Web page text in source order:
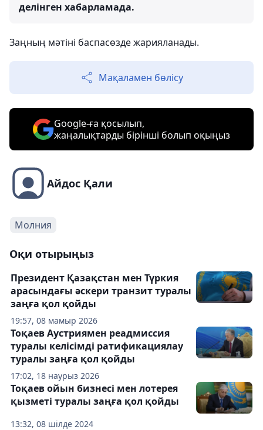
делінген хабарламада.
Заңның мәтіні баспасөзде жарияланады.
Мақаламен бөлісу
Google-ға қосылып,
жаңалықтарды бірінші болып оқыңыз
Айдос Қали
Молния
Оқи отырыңыз
19:57, 08 мамыр 2026
Президент Қазақстан мен Түркия
арасындағы әскери транзит туралы
заңға қол қойды
17:02, 18 наурыз 2026
Тоқаев Аустриямен реадмиссия
туралы келісімді ратификациялау
туралы заңға қол қойды
13:32, 08 шілде 2024
Тоқаев ойын бизнесі мен лотерея
қызметі туралы заңға қол қойды